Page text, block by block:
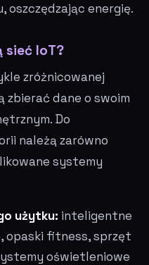
oszczędzając energię.
sieć IoT?
zróżnicowanej
zbierać dane o swoim
Do
należą zarówno
systemy
użytku: inteligentne
opaski fitness, sprzęt
oświetleniowe